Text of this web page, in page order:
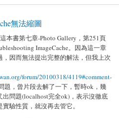
無法縮圖
本書第七章-Photo Gallery，第251頁
ImageCache。因為這一章
，因而無法提出完整的解法，但我上次
forum/20100318/4119#comment-
題，曾片段去解了一下，暫時ok，幾
出問題(localhost完全ok)，表示沒徹底
驗性質，就沒再去管它。